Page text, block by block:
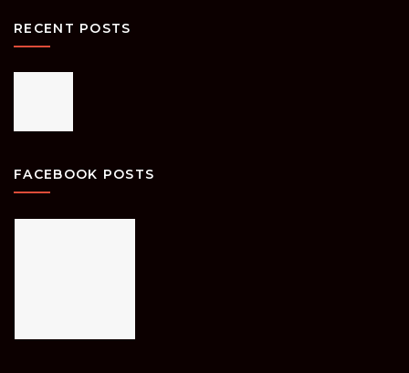
RECENT POSTS
FACEBOOK POSTS